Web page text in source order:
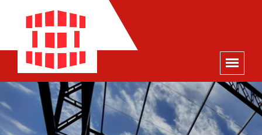
×
ORÇAMENTO